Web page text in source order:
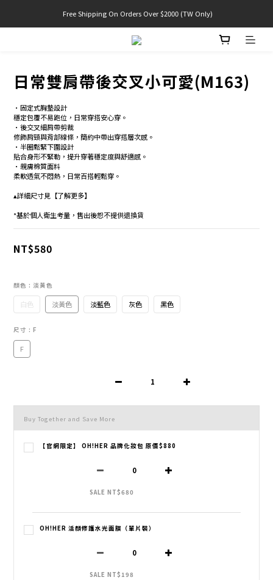
官網限定! 滿千免運(僅限台灣本島)
Free Shipping On Orders Over $2000 (TW Only)
官網限定! 滿千免運(僅限台灣本島)
日常雙肩帶後交叉小可愛(M163)
•固定式胸墊設計
穩定包覆不易跑位，日常穿搭安心穿。
•後交叉細肩帶剪裁
修飾肩頸與背部線條，簡約中帶出穿搭層次感。
•半圈鬆緊下圍設計
貼合身形不緊勒，提升穿著穩定度與舒適感。
•親膚棉質面料
柔軟透氣不悶熱，日常百搭輕鬆穿。
▴詳細尺寸見【了解更多】
*基於個人衛生考量，售出後恕不提供退換貨
NT$580
顏色 : 淡黃色
白色 淡黃色 淡藍色 灰色 黑色
尺寸 : F
F
Buy Together and Save More
【官網限定】 OH!HER 品牌化妝包 原價$880
SALE NT$680
OH!HER 活顏修護水光面膜（單片裝）
SALE NT$198